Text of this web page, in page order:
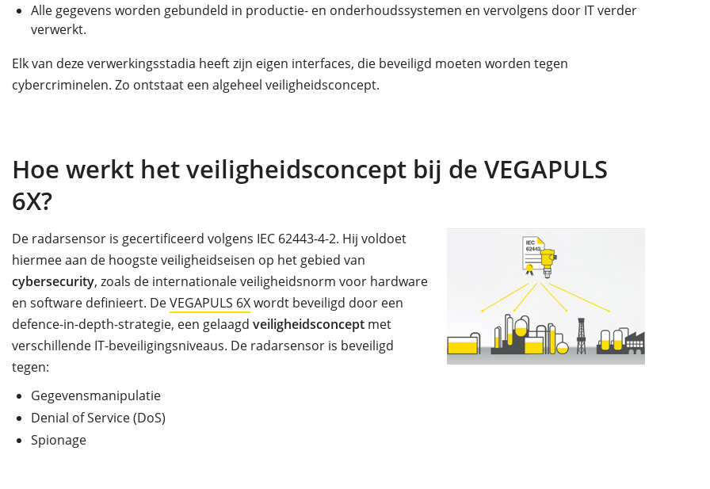
Alle gegevens worden gebundeld in productie- en onderhoudssystemen en vervolgens door IT verder
verwerkt.
Elk van deze verwerkingsstadia heeft zijn eigen interfaces, die beveiligd moeten worden tegen
cybercriminelen. Zo ontstaat een algeheel veiligheidsconcept.
Hoe werkt het veiligheidsconcept bij de VEGAPULS
6X?
De radarsensor is gecertificeerd volgens IEC 62443-4-2. Hij voldoet
hiermee aan de hoogste veiligheidseisen op het gebied van
cybersecurity, zoals de internationale veiligheidsnorm voor hardware
en software definieert. DeVEGAPULS 6Xwordt beveiligd door een
defence-in-depth-strategie, een gelaagd veiligheidsconcept met
verschillende IT-beveiligingsniveaus. De radarsensor is beveiligd
tegen:
Gegevensmanipulatie
Denial of Service (DoS)
Spionage